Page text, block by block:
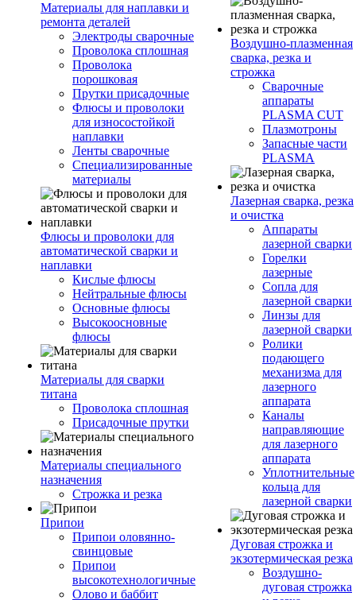
Материалы для наплавки и
ремонта деталей
Электроды сварочные
Проволока сплошная
Проволока
порошковая
Прутки присадочные
Флюсы и проволоки
для износостойкой
наплавки
Ленты сварочные
Специализированные
материалы
Флюсы и проволоки для
автоматической сварки и
наплавки
Кислые флюсы
Нейтральные флюсы
Основные флюсы
Высокоосновные
флюсы
Материалы для сварки
титана
Проволока сплошная
Присадочные прутки
Материалы специального
назначения
Строжка и резка
Припои
Припои оловянно-
свинцовые
Припои
высокотехнологичные
Олово и баббит
Воздушно-плазменная
сварка, резка и
строжка
Сварочные
аппараты
PLASMA CUT
Плазмотроны
Запасные части
PLASMA
Лазерная сварка, резка
и очистка
Аппараты
лазерной сварки
Горелки
лазерные
Сопла для
лазерной сварки
Линзы для
лазерной сварки
Ролики
подающего
механизма для
лазерного
аппарата
Каналы
направляющие
для лазерного
аппарата
Уплотнительные
кольца для
лазерной сварки
Дуговая строжка и
экзотермическая резка
Воздушно-
дуговая строжка